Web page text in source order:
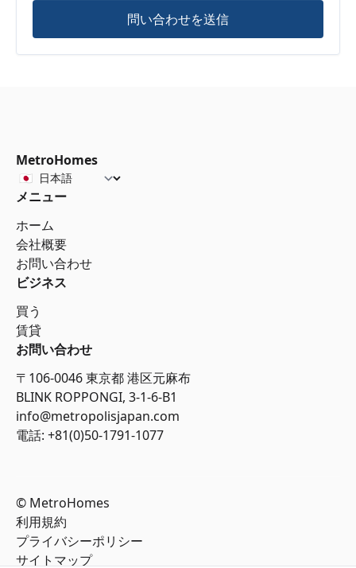
問い合わせを送信
MetroHomes
メニュー
ホーム
会社概要
お問い合わせ
ビジネス
買う
賃貸
お問い合わせ
〒106-0046 東京都 港区元麻布
BLINK ROPPONGI, 3-1-6-B1
info@metropolisjapan.com
電話: +81(0)50-1791-1077
© MetroHomes
利用規約
プライバシーポリシー
サイトマップ